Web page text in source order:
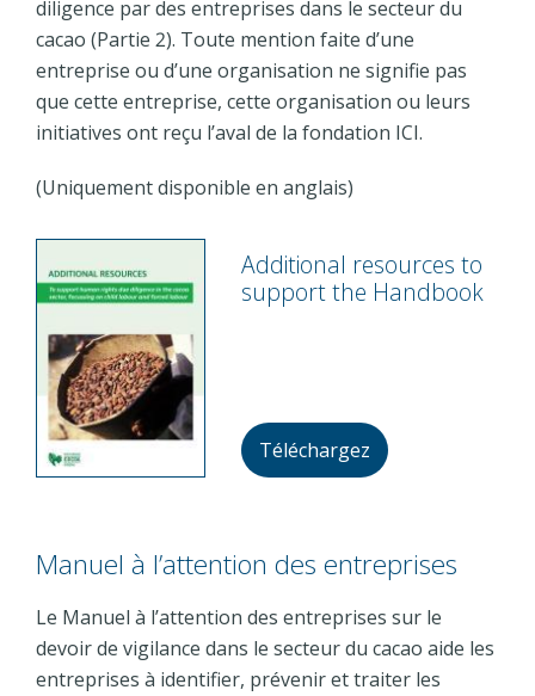
diligence par des entreprises dans le secteur du
cacao (Partie 2). Toute mention faite d’une
entreprise ou d’une organisation ne signifie pas
que cette entreprise, cette organisation ou leurs
initiatives ont reçu l’aval de la fondation ICI.
(Uniquement disponible en anglais)
Additional resources to
support the Handbook
Téléchargez
Manuel à l’attention des entreprises
Le Manuel à l’attention des entreprises sur le
devoir de vigilance dans le secteur du cacao aide les
entreprises à identifier, prévenir et traiter les